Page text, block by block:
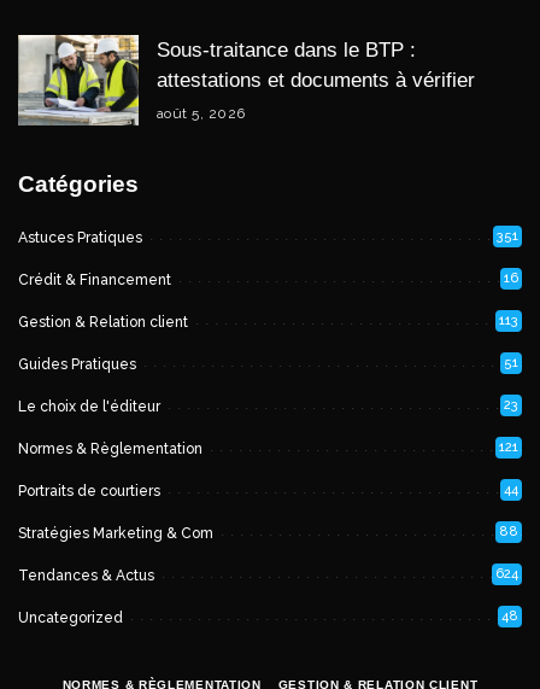
Sous-traitance dans le BTP :
attestations et documents à vérifier
août 5, 2026
Catégories
Astuces Pratiques 351
Crédit & Financement 16
Gestion & Relation client 113
Guides Pratiques 51
Le choix de l'éditeur 23
Normes & Règlementation 121
Portraits de courtiers 44
Stratégies Marketing & Com 88
Tendances & Actus 624
Uncategorized 48
NORMES & RÈGLEMENTATION GESTION & RELATION CLIENT